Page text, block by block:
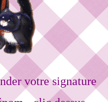
votre signature